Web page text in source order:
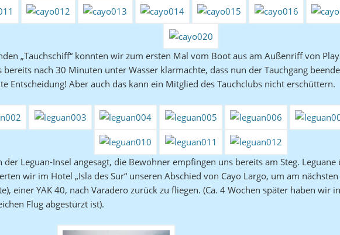
„Tauchschiff“ konnten wir zum ersten Mal vom Boot aus am Außenriff von
nach 30 Minuten unter Wasser klarmachte, dass nun der Tauchgang
Entscheidung! Aber auch das kann ein Mitglied des Tauchclubs nicht erschüttern.
der Leguan-Insel angesagt, die Bewohner empfingen uns bereits am Steg.
wir im Hotel „Isla des Sur“ unseren Abschied von Cayo Largo, um am
einer YAK 40, nach Varadero zurück zu fliegen. (Ca. 4 Wochen später haben wir
Flug abgestürzt ist).